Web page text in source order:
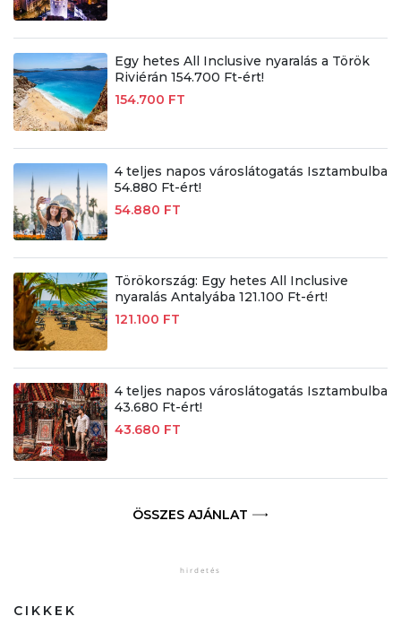
Egy hetes All Inclusive nyaralás a Török
Riviérán 154.700 Ft-ért!
154.700 FT
4 teljes napos városlátogatás Isztambulba
54.880 Ft-ért!
54.880 FT
Törökország: Egy hetes All Inclusive
nyaralás Antalyába 121.100 Ft-ért!
121.100 FT
4 teljes napos városlátogatás Isztambulba
43.680 Ft-ért!
43.680 FT
ÖSSZES AJÁNLAT
CIKKEK